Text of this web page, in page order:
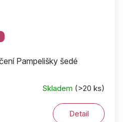
Pampelišky šedé
Skladem (>20 ks)
Detail